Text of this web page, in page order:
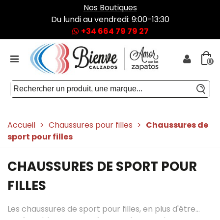
Nos Boutiques
Du lundi au vendredi: 9:00-13:30
+34 664 79 79 27
0
Accueil > Chaussures pour filles > Chaussures de
sport pour filles
CHAUSSURES DE SPORT POUR
FILLES
Les chaussures de sport pour filles, en plus d'être